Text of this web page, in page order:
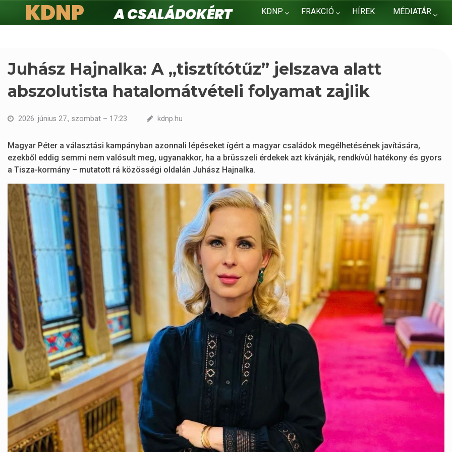
KDNP FRAKCIÓ HÍREK MÉDIATÁR
KDNP
A családokért.
Juhász Hajnalka: A „tisztítótűz” jelszava alatt
abszolutista hatalomátvételi folyamat zajlik
2026. június 27., szombat – 17:23 kdnp.hu
Magyar Péter a választási kampányban azonnali lépéseket ígért a magyar családok megélhetésének javítására,
ezekből eddig semmi nem valósult meg, ugyanakkor, ha a brüsszeli érdekek azt kívánják, rendkívül hatékony és gyors
a Tisza-kormány – mutatott rá közösségi oldalán Juhász Hajnalka.